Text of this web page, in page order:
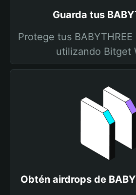
Guarda tus
Protege tus
utilizando Bitget
Obtén airdrops de